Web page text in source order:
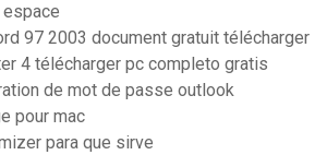
espace
97 2003 document gratuit télécharger
4 télécharger pc completo gratis
de mot de passe outlook
pour mac
para que sirve